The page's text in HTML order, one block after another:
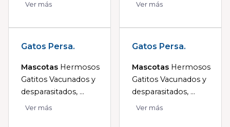
Ver más Ver más
Gatos Persa.
Mascotas Hermosos
Gatitos Vacunados y
desparasitados, ...
Ver más
Gatos Persa.
Mascotas Hermosos
Gatitos Vacunados y
desparasitados, ...
Ver más